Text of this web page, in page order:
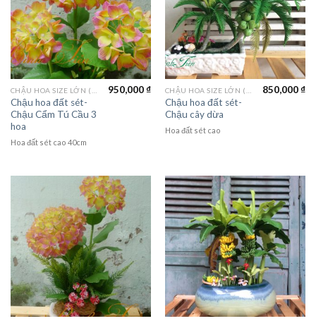
CHẬU HOA SIZE LỚN (LAGER FLOWER)
Chậu hoa đất sét-
Chậu Cẩm Tú Cầu 3
hoa
950,000₫
Hoa đất sét cao 40cm
CHẬU HOA SIZE LỚN (LAGER FLOWER)
Chậu hoa đất sét-
Chậu cây dừa
850,000₫
Hoa đất sét cao